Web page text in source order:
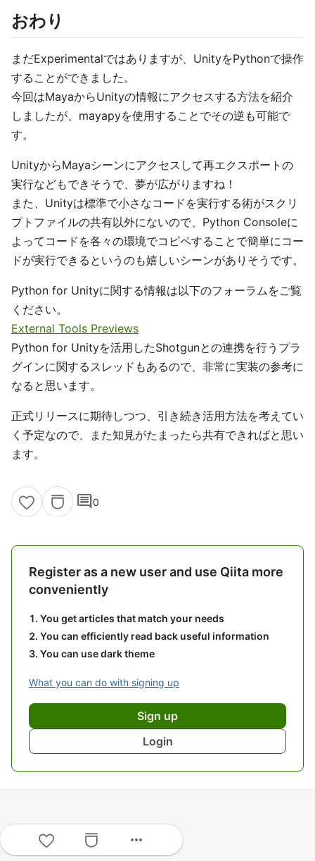
おわり
まだExperimentalではありますが、UnityをPythonで操作
することができました。
今回はMayaからUnityの情報にアクセスする方法を紹介
しましたが、mayapyを使用することでその逆も可能で
す。
UnityからMayaシーンにアクセスして再エクスポートの
実行などもできそうで、夢が広がりますね！
また、Unityは標準で小さなコードを実行する術がスクリ
プトファイルの共有以外にないので、Python Consoleに
よってコードを各々の環境でコピペすることで簡単にコー
ドが実行できるというのも嬉しいシーンがありそうです。
Python for Unityに関する情報は以下のフォーラムをご覧
ください。
External Tools Previews
Python for Unityを活用したShotgunとの連携を行うプラ
グインに関するスレッドもあるので、非常に実装の参考に
なると思います。
正式リリースに期待しつつ、引き続き活用方法を考えてい
く予定なので、また知見がたまったら共有できればと思い
ます。
comment0
Register as a new user and use Qiita more
conveniently
You get articles that match your needs
You can efficiently read back useful information
You can use dark theme
What you can do with signing up
Sign up
Login
more_horiz